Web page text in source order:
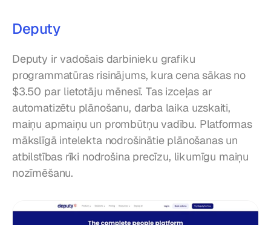
Deputy
Deputy ir vadošais darbinieku grafiku
programmatūras risinājums, kura cena sākas no
$3.50 par lietotāju mēnesī. Tas izceļas ar
automatizētu plānošanu, darba laika uzskaiti,
maiņu apmaiņu un prombūtņu vadību. Platformas
mākslīgā intelekta nodrošinātie plānošanas un
atbilstības rīki nodrošina precīzu, likumīgu maiņu
nozīmēšanu.